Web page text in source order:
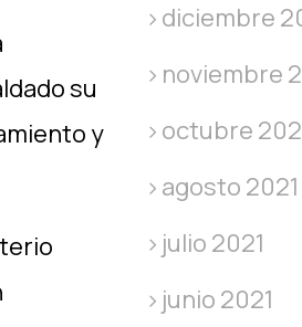
su
y
diciembre
noviembre
octubre
agosto 2021
julio 2021
junio 2021